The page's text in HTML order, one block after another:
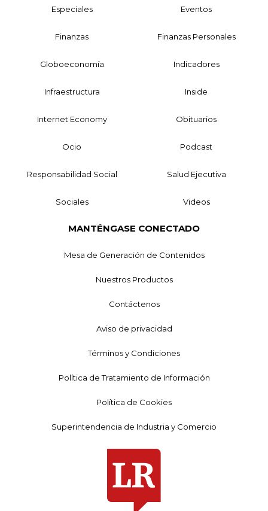
Especiales Eventos
Finanzas Finanzas Personales
Globoeconomía Indicadores
Infraestructura Inside
Internet Economy Obituarios
Ocio Podcast
Responsabilidad Social Salud Ejecutiva
Sociales Videos
MANTÉNGASE CONECTADO
Mesa de Generación de Contenidos
Nuestros Productos
Contáctenos
Aviso de privacidad
Términos y Condiciones
Política de Tratamiento de Información
Política de Cookies
Superintendencia de Industria y Comercio